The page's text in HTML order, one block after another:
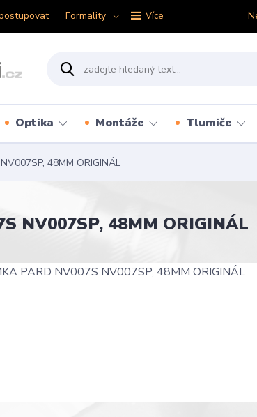
Formality Více
Optika Montáže Tlumiče
48MM ORIGINÁL
NV007SP, 48MM ORIGINÁL